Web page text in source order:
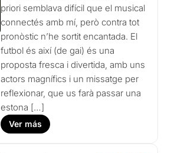
priori semblava difícil que el musical
connectés amb mí, però contra tot
pronòstic n’he sortit encantada. El
futbol és així (de gai) és una
proposta fresca i divertida, amb uns
actors magnífics i un missatge per
reflexionar, que us farà passar una
estona […]
Ver más